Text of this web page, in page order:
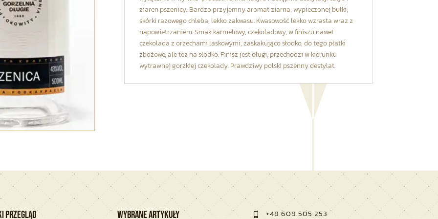
ziaren pszenicy.Bardzo przyjemny aromat ziarna, wypieczonej bułki,
skórki razowego chleba, lekko zakwasu. Kwasowość lekko wzrasta wraz z
napowietrzaniem. Smak karmelowy, czekoladowy, w finiszu nawet
czekolada z orzechami laskowymi, zaskakująco słodko, do tego płatki
zbożowe, ale też na słodko. Finisz jest długi, przechodzi w kierunku
wytrawnej gorzkiej czekolady. Prawdziwy polski pszenny destylat.
przegląd Wybrane artykuły  +48 609 505 253